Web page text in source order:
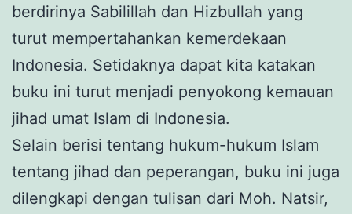
berdirinya Sabilillah dan Hizbullah yang
turut mempertahankan kemerdekaan
Indonesia. Setidaknya dapat kita katakan
buku ini turut menjadi penyokong kemauan
jihad umat Islam di Indonesia.
Selain berisi tentang hukum-hukum Islam
tentang jihad dan peperangan, buku ini juga
dilengkapi dengan tulisan dari Moh. Natsir,